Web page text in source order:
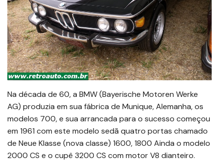
Na década de 60, a BMW (Bayerische Motoren Werke
AG) produzia em sua fábrica de Munique, Alemanha, os
modelos 700, e sua arrancada para o sucesso começou
em 1961 com este modelo sedã quatro portas chamado
de Neue Klasse (nova classe) 1600, 1800 Ainda o modelo
2000 CS e o cupê 3200 CS com motor V8 dianteiro.